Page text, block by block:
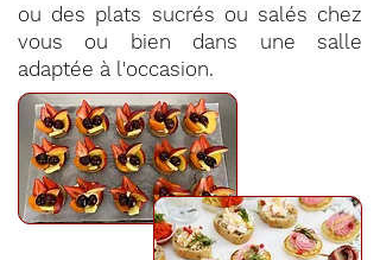
ou des plats sucrés ou salés chez
vous ou bien dans une salle
adaptée à l'occasion.